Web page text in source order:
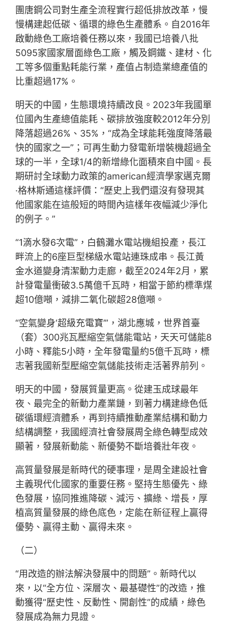
團唐鋼公司對生產全流程實行超低排放改革，慢
慢構建起低碳、循環的綠色生產體系。自2016年
啟動綠色工廠培養任務以來，我國已培養八批
5095家國家層面綠色工廠，觸及鋼鐵、建材、化
工等多個重點耗能行業，產值占制造業總產值的
比重超過17%。
明天的中國，生態環境持續改良。2023年我國單
位國內生產總值能耗、碳排放強度較2012年分別
降落超過26%、35%，“成為全球能耗強度降落最
快的國家之一”；可再生動力發電新增裝機超過全
球的一半，全球1/4的新增綠化面積來自中國。長
期研討全球動力政策的american經濟學家邁克爾
·格林斯通這樣評價：“歷史上我們還沒有發現其
他國家能在這般短的時間內這樣年夜幅減少淨化
的例子。”
“1滴水發6次電”，白鶴灘水電站機組投產，長江
畔流上的6座巨型梯級水電站連珠成串。長江黃
金水道變身清潔動力走廊，截至2024年2月，累
計發電量衝破3.5萬億千瓦時，相當于節約標準煤
超10億噸，減排二氧化碳超28億噸。
“空氣變身‘超級充電寶’”，湖北應城，世界首臺
（套）300兆瓦壓縮空氣儲能電站，天天可儲能8
小時、釋能5小時，全年發電量約5億千瓦時，標
志著我國新型壓縮空氣儲能技術走活著界前列。
明天的中國，發展質量更高。從建玉成球最年
夜、最完全的新動力產業鏈，到著力構建綠色低
碳循環經濟體系，再到持續推動產業結構和動力
結構調整，我國經濟社會發展周全綠色轉型成效
顯著，發展新動能、新優勢不斷培養壯年夜。
高質量發展是新時代的硬事理，是周全建設社會
主義現代化國家的重要任務。堅持生態優先、綠
色發展，協同推進降碳、減污、擴綠、增長，厚
植高質量發展的綠色底色，定能在新征程上贏得
優勢、贏得主動、贏得未來。
（二）
“用改造的辦法解決發展中的問題”。新時代以
來，以“全方位、深層次、最基礎性”的改造，推
動獲得“歷史性、反動性、開創性”的成績，綠色
發展成為無力見證。